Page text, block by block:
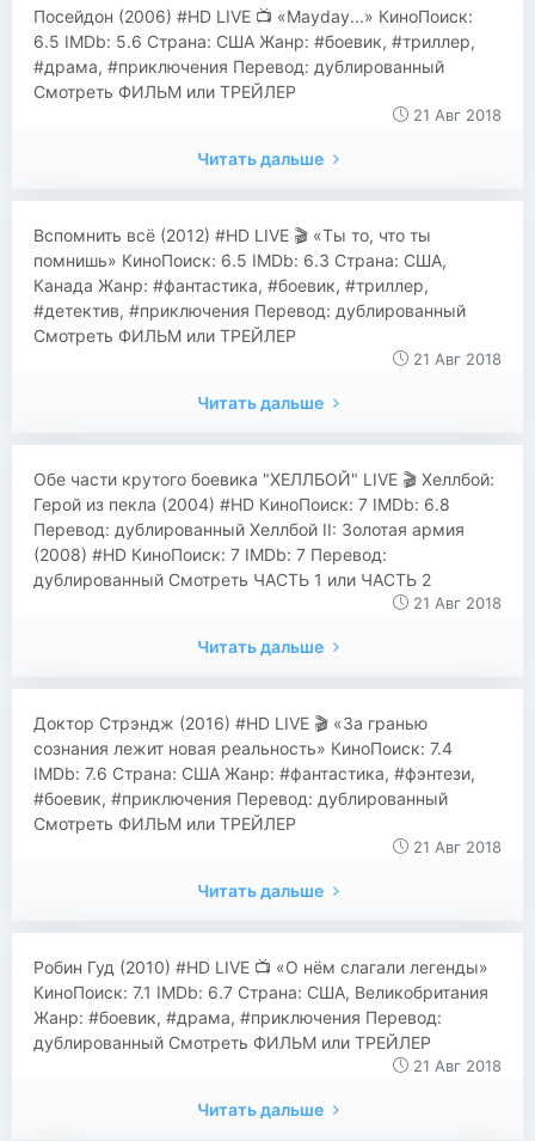
​​Посейдон (2006) #HD LIVE 📺 «Mayday...» КиноПоиск:
6.5 IMDb: 5.6 Страна: США Жанр: #боевик, #триллер,
#драма, #приключения Перевод: дублированный
Смотреть ФИЛЬМ или ТРЕЙЛЕР
21 Авг 2018
Читать дальше
​​Вспомнить всё (2012) #HD LIVE 🎬 «Ты то, что ты
помнишь» КиноПоиск: 6.5 IMDb: 6.3 Страна: США,
Канада Жанр: #фантастика, #боевик, #триллер,
#детектив, #приключения Перевод: дублированный
Смотреть ФИЛЬМ или ТРЕЙЛЕР
21 Авг 2018
Читать дальше
​​Обе части крутого боевика "ХЕЛЛБОЙ" LIVE 🎬 Хеллбой:
Герой из пекла (2004) #HD КиноПоиск: 7 IMDb: 6.8
Перевод: дублированный Хеллбой II: Золотая армия
(2008) #HD КиноПоиск: 7 IMDb: 7 Перевод:
дублированный Смотреть ЧАСТЬ 1 или ЧАСТЬ 2
21 Авг 2018
Читать дальше
​​Доктор Стрэндж (2016) #HD LIVE 🎬 «За гранью
сознания лежит новая реальность» КиноПоиск: 7.4
IMDb: 7.6 Страна: США Жанр: #фантастика, #фэнтези,
#боевик, #приключения Перевод: дублированный
Смотреть ФИЛЬМ или ТРЕЙЛЕР
21 Авг 2018
Читать дальше
​​Робин Гуд (2010) #HD LIVE 📺 «О нём слагали легенды»
КиноПоиск: 7.1 IMDb: 6.7 Страна: США, Великобритания
Жанр: #боевик, #драма, #приключения Перевод:
дублированный Смотреть ФИЛЬМ или ТРЕЙЛЕР
21 Авг 2018
Читать дальше